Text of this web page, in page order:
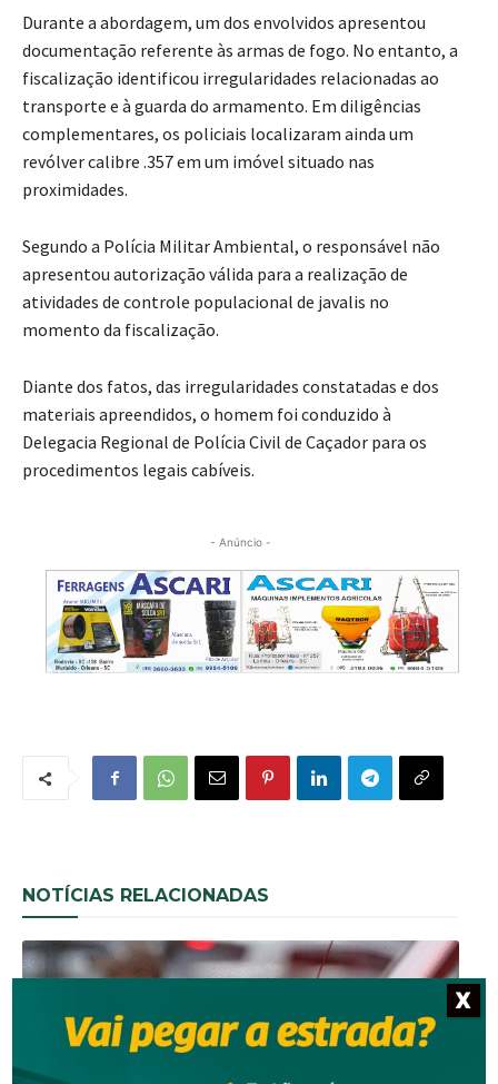
Durante a abordagem, um dos envolvidos apresentou
documentação referente às armas de fogo. No entanto, a
fiscalização identificou irregularidades relacionadas ao
transporte e à guarda do armamento. Em diligências
complementares, os policiais localizaram ainda um
revólver calibre .357 em um imóvel situado nas
proximidades.
Segundo a Polícia Militar Ambiental, o responsável não
apresentou autorização válida para a realização de
atividades de controle populacional de javalis no
momento da fiscalização.
Diante dos fatos, das irregularidades constatadas e dos
materiais apreendidos, o homem foi conduzido à
Delegacia Regional de Polícia Civil de Caçador para os
procedimentos legais cabíveis.
- Anúncio -
NOTÍCIAS RELACIONADAS
X